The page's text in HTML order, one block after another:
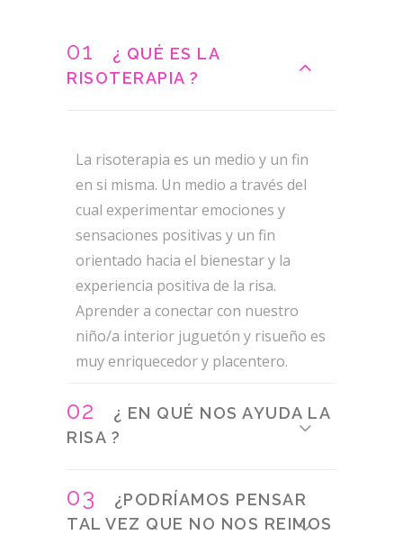
01
¿ QUÉ ES LA
RISOTERAPIA ?
La risoterapia es un medio y un fin
en si misma. Un medio a través del
cual experimentar emociones y
sensaciones positivas y un fin
orientado hacia el bienestar y la
experiencia positiva de la risa.
Aprender a conectar con nuestro
niño/a interior juguetón y risueño es
muy enriquecedor y placentero.
02
¿ EN QUÉ NOS AYUDA LA
RISA ?
03
¿PODRÍAMOS PENSAR
TAL VEZ QUE NO NOS REIMOS